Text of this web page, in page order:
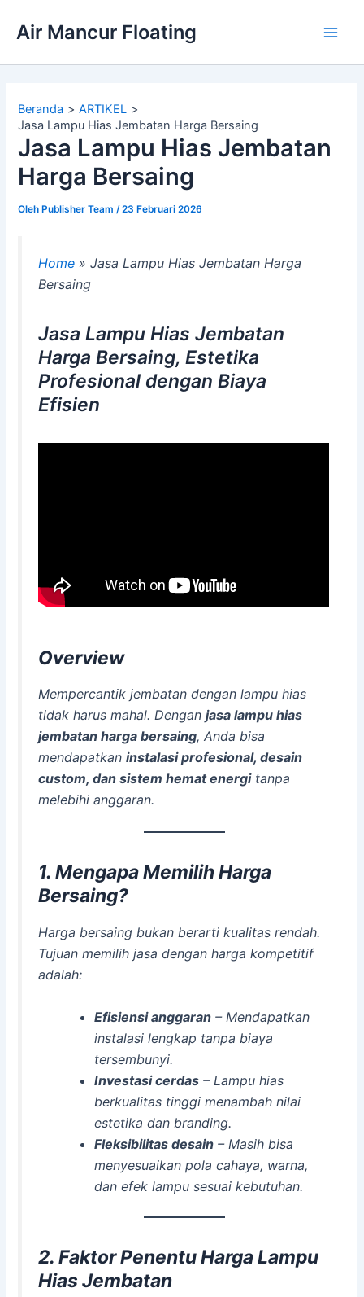
Air Mancur Floating
Beranda
ARTIKEL
Jasa Lampu Hias Jembatan Harga Bersaing
Jasa Lampu Hias Jembatan
Harga Bersaing
OlehPublisher Team /23 Februari 2026
Home »Jasa Lampu Hias Jembatan Harga
Bersaing
Jasa Lampu Hias Jembatan
Harga Bersaing, Estetika
Profesional dengan Biaya
Efisien
Overview
Mempercantik jembatan dengan lampu hias
tidak harus mahal. Denganjasa lampu hias
jembatan harga bersaing, Anda bisa
mendapatkaninstalasi profesional, desain
custom, dan sistem hemat energitanpa
melebihi anggaran.
1. Mengapa Memilih Harga
Bersaing?
Harga bersaing bukan berarti kualitas rendah.
Tujuan memilih jasa dengan harga kompetitif
adalah:
Efisiensi anggaran– Mendapatkan
instalasi lengkap tanpa biaya
tersembunyi.
Investasi cerdas– Lampu hias
berkualitas tinggi menambah nilai
estetika dan branding.
Fleksibilitas desain– Masih bisa
menyesuaikan pola cahaya, warna,
dan efek lampu sesuai kebutuhan.
2. Faktor Penentu Harga Lampu
Hias Jembatan